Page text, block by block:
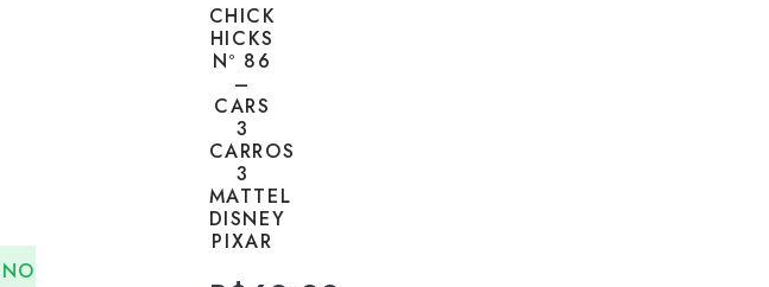
NO
CHICK
HICKS
Nº 86
–
CARS
3
CARROS
3
MATTEL
DISNEY
PIXAR